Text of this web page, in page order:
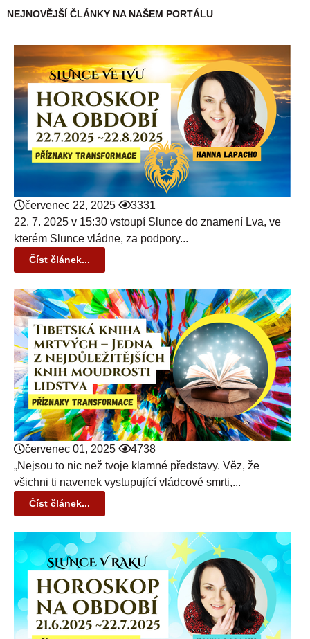
NEJNOVĚJŠÍ ČLÁNKY NA NAŠEM PORTÁLU
červenec 22, 2025
3331
22. 7. 2025 v 15:30 vstoupí Slunce do znamení Lva, ve
kterém Slunce vládne, za podpory...
Číst článek...
červenec 01, 2025
4738
„Nejsou to nic než tvoje klamné představy. Věz, že
všichni ti navenek vystupující vládcové smrti,...
Číst článek...